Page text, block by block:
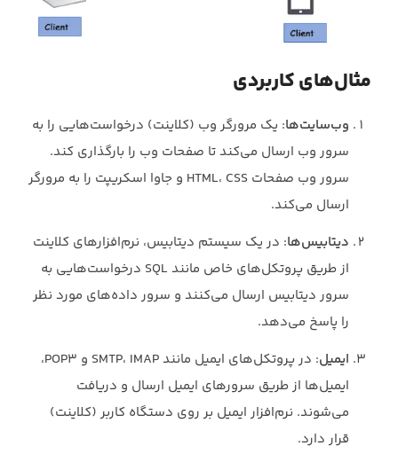
مثال‌های کاربردی
وب‌سایت‌ها: یک مرورگر وب (کلاینت) درخواست‌هایی را به
سرور وب ارسال می‌کند تا صفحات وب را بارگذاری کند.
سرور وب صفحات HTML، CSS و جاوا اسکریپت را به مرورگر
ارسال می‌کند.
دیتابیس‌ها: در یک سیستم دیتابیس، نرم‌افزارهای کلاینت
از طریق پروتکل‌های خاص مانند SQL درخواست‌هایی به
سرور دیتابیس ارسال می‌کنند و سرور داده‌های مورد نظر
را پاسخ می‌دهد.
ایمیل
: در پروتکل‌های ایمیل مانند SMTP، IMAP و POP3،
ایمیل‌ها از طریق سرورهای ایمیل ارسال و دریافت
می‌شوند. نرم‌افزار ایمیل بر روی دستگاه کاربر (کلاینت)
قرار دارد.